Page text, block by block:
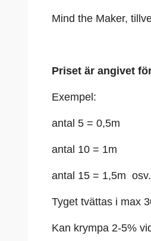
Mind the Maker, t
Priset är angivet
Exempel:
antal 5 = 0,5m
antal 10 = 1m
antal 15 = 1,5m
Tyget tvättas i max
Kan krympa 2-5%